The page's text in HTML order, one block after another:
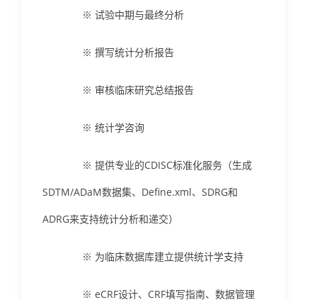
※ 试验中期与最终分析
※ 撰写统计分析报告
※ 审核临床研究总结报告
※ 统计学咨询
※ 提供专业的CDISC标准化服务（生成
SDTM/ADaM数据集、Define.xml、SDRG和
ADRG来支持统计分析和递交）
※ 为临床数据库建立提供统计学支持
※ eCRF设计、CRF填写指南、数据管理